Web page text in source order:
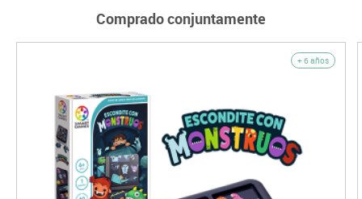
Comprado conjuntamente
+ 6 años